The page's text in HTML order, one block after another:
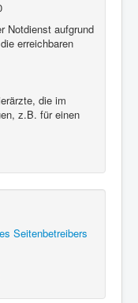
Notdienst aufgrund
erreichbaren
die im
z.B. für einen
Seitenbetreibers